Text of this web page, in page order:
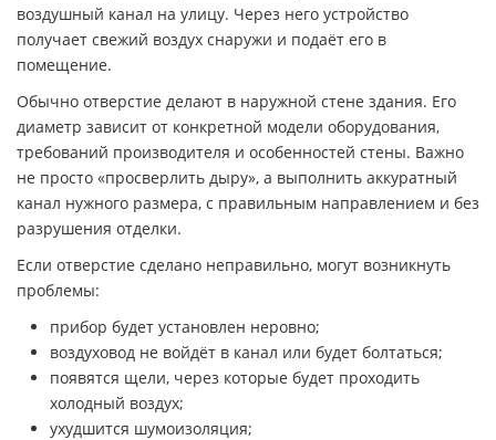
воздушный канал на улицу. Через него устройство
получает свежий воздух снаружи и подаёт его в
помещение.
Обычно отверстие делают в наружной стене здания. Его
диаметр зависит от конкретной модели оборудования,
требований производителя и особенностей стены. Важно
не просто «просверлить дыру», а выполнить аккуратный
канал нужного размера, с правильным направлением и без
разрушения отделки.
Если отверстие сделано неправильно, могут возникнуть
проблемы:
прибор будет установлен неровно;
воздуховод не войдёт в канал или будет болтаться;
появятся щели, через которые будет проходить
холодный воздух;
ухудшится шумоизоляция;